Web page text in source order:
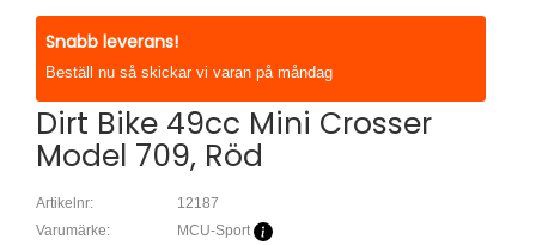
Snabb leverans!
Beställ nu så skickar vi varan på måndag
Dirt Bike 49cc Mini Crosser
Model 709, Röd
Artikelnr:
12187
Varumärke:
MCU-Sport